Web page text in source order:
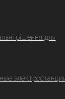
рішення для